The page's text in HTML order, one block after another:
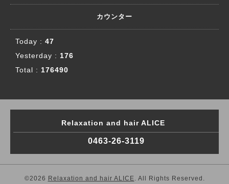
カウンター
Today : 47
Yesterday : 176
Total : 176490
Relaxation and hair ALICE
0463-26-3119
©2026 Relaxation and hair ALICE. All Rights Reserved.